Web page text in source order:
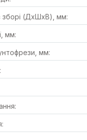
зборі (ДхШхВ), мм:
мм:
мм: